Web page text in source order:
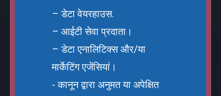
– डेटा वेयरहाउस.
– आईटी सेवा प्रदाता।
– डेटा एनालिटिक्स और/या
मार्केटिंग एजेंसियां।
- कानून द्वारा अनुमत या अपेक्षित